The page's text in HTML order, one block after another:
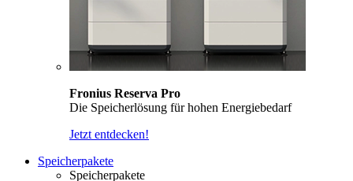
Fronius Reserva Pro
Die Speicherlösung für hohen Energiebedarf
Jetzt entdecken!
Speicherpakete
Speicherpakete